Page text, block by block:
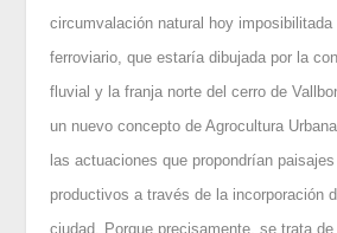
circumvalación natural hoy imposibilitada
ferroviario, que estaría dibujada por la
fluvial y la franja norte del cerro de
un nuevo concepto de Agrocultura
las actuaciones que propondrían
productivos a través de la incorporación
ciudad. Porque,precisamente, se trata